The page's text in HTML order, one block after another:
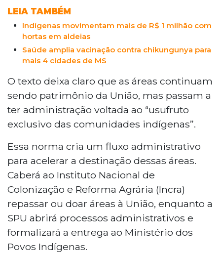
forma gratuita.
LEIA TAMBÉM
Indígenas movimentam mais de R$ 1 milhão com
hortas em aldeias
Saúde amplia vacinação contra chikungunya para
mais 4 cidades de MS
O texto deixa claro que as áreas continuam
sendo patrimônio da União, mas passam a
ter administração voltada ao “usufruto
exclusivo das comunidades indígenas”.
Essa norma cria um fluxo administrativo
para acelerar a destinação dessas áreas.
Caberá ao Instituto Nacional de
Colonização e Reforma Agrária (Incra)
repassar ou doar áreas à União, enquanto a
SPU abrirá processos administrativos e
formalizará a entrega ao Ministério dos
Povos Indígenas.